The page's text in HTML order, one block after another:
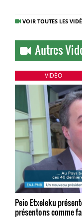
VOIR TOUTES LES
Autres
VIDÉO
Peio Etxeleku
présentons comme